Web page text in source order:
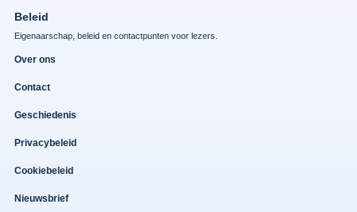
Beleid
Eigenaarschap, beleid en contactpunten voor lezers.
Over ons
Contact
Geschiedenis
Privacybeleid
Cookiebeleid
Nieuwsbrief